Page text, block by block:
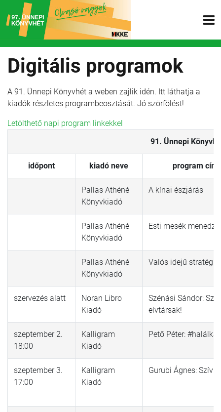
Digitális programok
A 91. Ünnepi Könyvhét a weben zajlik idén. Itt láthatja a
kiadók részletes programbeosztását. Jó szörfölést!
Letölthető napi program linkekkel
91. Ünnepi
időpont kiadó neve program
Pallas Athéné
Könyvkiadó
A kínai észjárás
Pallas Athéné
Könyvkiadó
Esti mesék
Pallas Athéné
Könyvkiadó
Valós idejű stratégia
szervezés alatt
Noran Libro
Kiadó
Szénási Sándor:
elvtársak!
szeptember 2.
18:00
Kalligram
Kiadó
Pető Péter: #halálka
szeptember 3.
17:00
Kalligram
Kiadó
Gurubi Ágnes: Szív